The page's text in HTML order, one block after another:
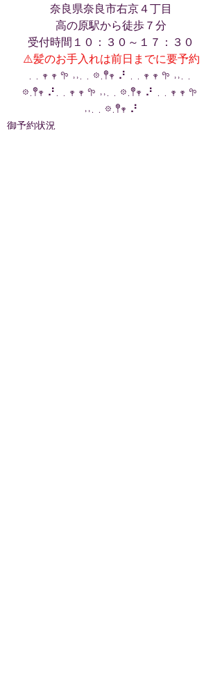
奈良県奈良市右京４丁目
高の原駅から徒歩７分
受付時間１０：３０～１７：３０
⚠️髪のお手入れは前日までに要予約
. . 𖥧 𖥧 𖧧 ˒˒. . 𖡼.𖤣𖥧 ⠜ . . 𖥧 𖥧 𖧧 ˒˒. .
𖡼.𖤣𖥧 ⠜. . 𖥧 𖥧 𖧧 ˒˒. . 𖡼.𖤣𖥧 ⠜ . . 𖥧 𖥧 𖧧
˒˒. . 𖡼.𖤣𖥧 ⠜
御予約状況